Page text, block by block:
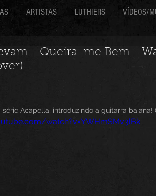
ARTISTAS LUTHIERS VÍDEOS/
- Queira-me Bem -
série Acapella, introduzindo a guitarra baiana!
watch?v=YWHmSMv3lBk